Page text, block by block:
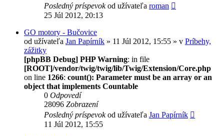
Posledný príspevokod užívateľa roman
25 Júl 2012, 20:13
GO motory - Bučovice
od užívateľa Jan Papírník » 11 Júl 2012, 15:55 » v Príbehy,
zážitky
[phpBB Debug] PHP Warning: in file
[ROOT]/vendor/twig/twig/lib/Twig/Extension/Core.php
on line 1266: count(): Parameter must be an array or an
object that implements Countable
0 Odpovedí
28096 Zobrazení
Posledný príspevokod užívateľa Jan Papírník
11 Júl 2012, 15:55